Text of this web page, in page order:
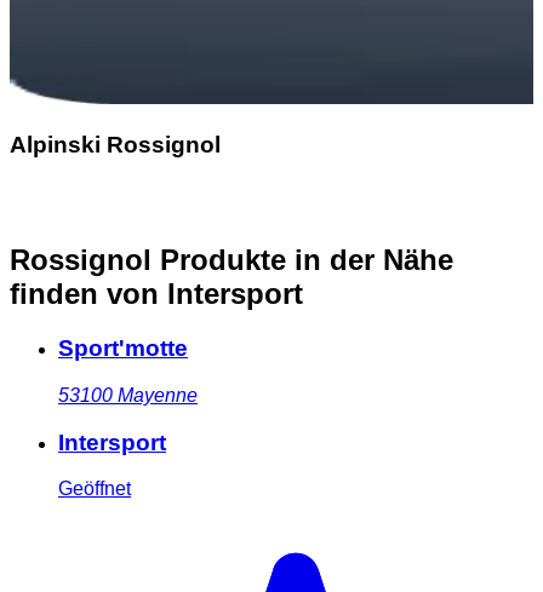
Alpinski Rossignol
Rossignol Produkte in der Nähe
finden von Intersport
Sport'motte
53100 Mayenne
Intersport
Geöffnet